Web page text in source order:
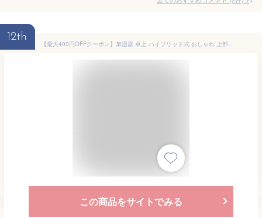
12th
【最大400円OFFクーポン】加湿器 卓上 ハイブリッド式 おしゃれ 上部給水 大容量 3.8L 静音 パワフル加湿 加湿で省エネ 15畳 お手入れ簡単 静電タッチパネル おやすみモード 切タイマー 加熱超音波式 乾燥 冬 AHM-HU55A アイリスオーヤマ *
この商品をサイトでみる